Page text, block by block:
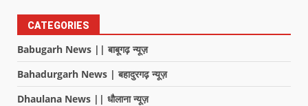
CATEGORIES
Babugarh News || बाबूगढ़ न्यूज़
Bahadurgarh News | बहादुरगढ़ न्यूज़
Dhaulana News || धौलाना न्यूज़